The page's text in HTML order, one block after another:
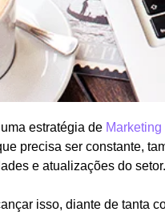
estratégia de Marketing
precisa ser constante,
e atualizações do setor.
isso, diante de tanta